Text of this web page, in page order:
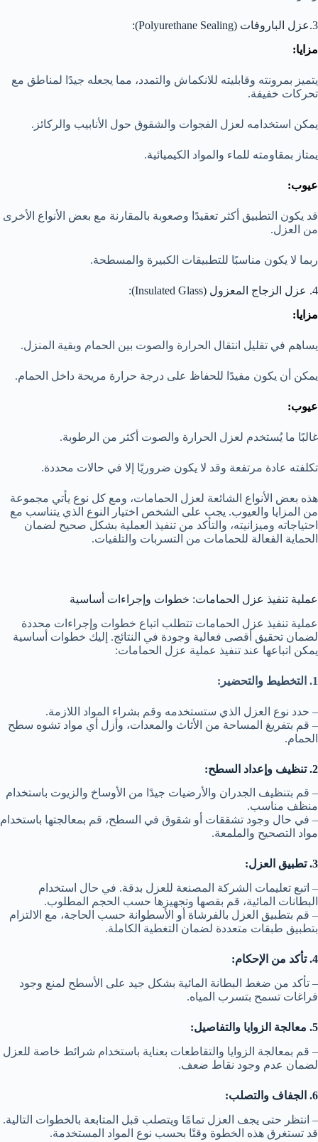
3.عزل الباروفات (Polyurethane Sealing):
مزايا:
يتميز بمرونته وقابليته للانكماش والتمدد، مما يجعله جيدًا لمناطق مع
تحركات خفيفة.
يمكن استخدامه لعزل الفجوات والشقوق حول الأنابيب والركائز.
يمتاز بمقاومته للماء والمواد الكيميائية.
عيوب:
قد يكون التطبيق أكثر تعقيدًا وصعوبة بالمقارنة مع بعض الأنواع الأخرى
من العزل.
ربما لا يكون مناسبًا للتطبيقات الكبيرة والمسطحة.
4. عزل الزجاج المعزول (Insulated Glass):
مزايا:
يساهم في تقليل انتقال الحرارة والصوت بين الحمام وبقية المنزل.
يمكن أن يكون مفيدًا للحفاظ على درجة حرارة مريحة داخل الحمام.
عيوب:
غالبًا ما يُستخدم لعزل الحرارة والصوت أكثر من الرطوبة.
تكلفته عادة مرتفعة وقد لا يكون ضروريًا إلا في حالات محددة.
هذه بعض الأنواع الشائعة لعزل الحمامات، ومع كل نوع يأتي مجموعة
من المزايا والعيوب. يجب على الشخص اختيار النوع الذي يتناسب مع
احتياجاته وميزانيته، والتأكد من تنفيذ العملية بشكل صحيح لضمان
الحماية الفعالة للحمامات من التسربات والتلفيات.
عملية تنفيذ عزل الحمامات: خطوات وإجراءات أساسية
عملية تنفيذ عزل الحمامات تتطلب اتباع خطوات وإجراءات محددة
لضمان تحقيق أقصى فعالية وجودة في النتائج. إليك خطوات أساسية
يمكن اتباعها عند تنفيذ عملية عزل الحمامات:
1. التخطيط والتحضير:
– حدد نوع العزل الذي ستستخدمه وقم بشراء المواد اللازمة.
– قم بتفريغ المساحة من الأثاث والمعدات، وأزل أي مواد تشوه سطح
الحمام.
2. تنظيف وإعداد السطح:
– قم بتنظيف الجدران والأرضيات جيدًا من الأوساخ والزيوت باستخدام
منظف مناسب.
– في حال وجود تشققات أو شقوق في السطح، قم بمعالجتها باستخدام
مواد التصحيح والملمعة.
3. تطبيق العزل:
– اتبع تعليمات الشركة المصنعة للعزل بدقة. في حال استخدام
البطانات المائية، قم بقصها وتجهيزها حسب الحجم المطلوب.
– قم بتطبيق العزل بالفرشاة أو الأسطوانة حسب الحاجة، مع الالتزام
بتطبيق طبقات متعددة لضمان التغطية الكاملة.
4. تأكد من الإحكام:
– تأكد من ضغط البطانة المائية بشكل جيد على الأسطح لمنع وجود
فراغات تسمح بتسرب المياه.
5. معالجة الزوايا والتفاصيل:
– قم بمعالجة الزوايا والتقاطعات بعناية باستخدام شرائط خاصة للعزل
لضمان عدم وجود نقاط ضعف.
6. الجفاف والتصلب:
– انتظر حتى يجف العزل تمامًا ويتصلب قبل المتابعة بالخطوات التالية.
قد تستغرق هذه الخطوة وقتًا بحسب نوع المواد المستخدمة.